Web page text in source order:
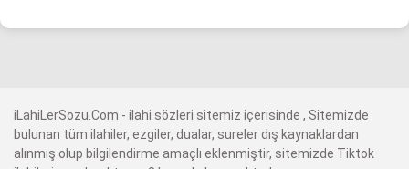
iLahiLerSozu.Com - ilahi sözleri sitemiz içerisinde , Sitemizde
bulunan tüm ilahiler, ezgiler, dualar, sureler dış kaynaklardan
alınmış olup bilgilendirme amaçlı eklenmiştir, sitemizde Tiktok